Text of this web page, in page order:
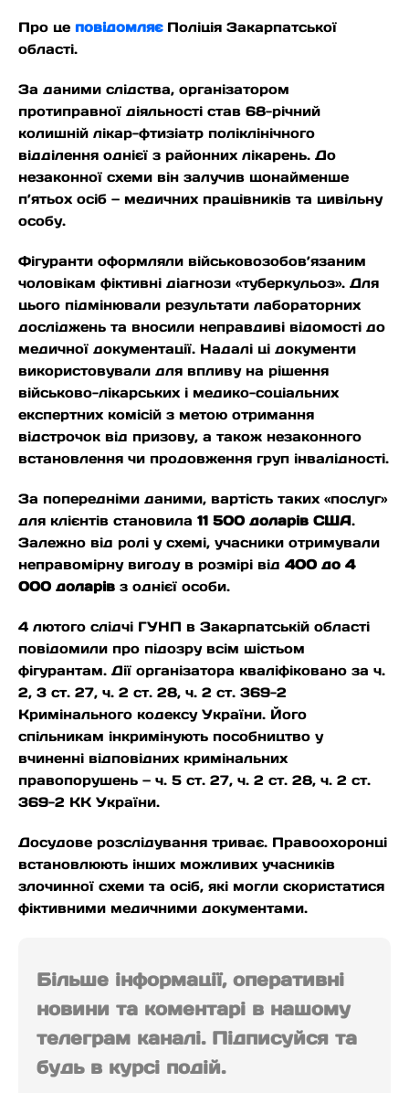
Про це повідомляєПоліція Закарпатської
області.
За даними слідства, організатором
протиправної діяльності став 68-річний
колишній лікар-фтизіатр поліклінічного
відділення однієї з районних лікарень. До
незаконної схеми він залучив щонайменше
п’ятьох осіб — медичних працівників та цивільну
особу.
Фігуранти оформляли військовозобов’язаним
чоловікам фіктивні діагнози «туберкульоз». Для
цього підмінювали результати лабораторних
досліджень та вносили неправдиві відомості до
медичної документації. Надалі ці документи
використовували для впливу на рішення
військово-лікарських і медико-соціальних
експертних комісій з метою отримання
відстрочок від призову, а також незаконного
встановлення чи продовження груп інвалідності.
За попередніми даними, вартість таких «послуг»
для клієнтів становила 11 500 доларів США.
Залежно від ролі у схемі, учасники отримували
неправомірну вигоду в розмірі від 400 до 4
000 доларів з однієї особи.
4 лютого слідчі ГУНП в Закарпатській області
повідомили про підозру всім шістьом
фігурантам. Дії організатора кваліфіковано за ч.
2, 3 ст. 27, ч. 2 ст. 28, ч. 2 ст. 369-2
Кримінального кодексу України. Його
спільникам інкримінують пособництво у
вчиненні відповідних кримінальних
правопорушень — ч. 5 ст. 27, ч. 2 ст. 28, ч. 2 ст.
369-2 КК України.
Досудове розслідування триває. Правоохоронці
встановлюють інших можливих учасників
злочинної схеми та осіб, які могли скористатися
фіктивними медичними документами.
Більше інформації, оперативні
новини та коментарі в нашому
телеграм каналі. Підписуйся та
будь в курсі подій.